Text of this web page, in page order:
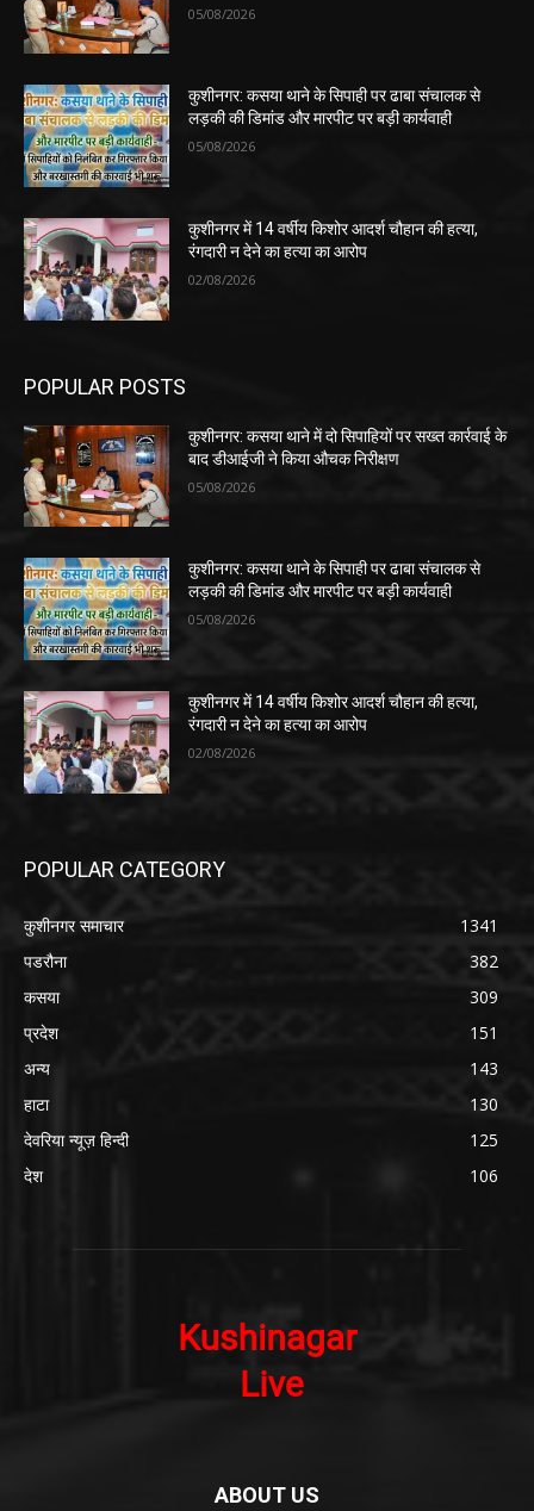
05/08/2026
कुशीनगर: कसया थाने के सिपाही पर ढाबा संचालक से
लड़की की डिमांड और मारपीट पर बड़ी कार्यवाही
05/08/2026
कुशीनगर में 14 वर्षीय किशोर आदर्श चौहान की हत्या,
रंगदारी न देने का हत्या का आरोप
02/08/2026
POPULAR POSTS
कुशीनगर: कसया थाने में दो सिपाहियों पर सख्त कार्रवाई के
बाद डीआईजी ने किया औचक निरीक्षण
05/08/2026
कुशीनगर: कसया थाने के सिपाही पर ढाबा संचालक से
लड़की की डिमांड और मारपीट पर बड़ी कार्यवाही
05/08/2026
कुशीनगर में 14 वर्षीय किशोर आदर्श चौहान की हत्या,
रंगदारी न देने का हत्या का आरोप
02/08/2026
POPULAR CATEGORY
कुशीनगर समाचार
1341
पडरौना
382
कसया
309
प्रदेश
151
अन्य
143
हाटा
130
देवरिया न्यूज़ हिन्दी
125
देश
106
ABOUT US